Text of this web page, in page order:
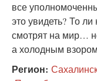
все
это увидеть? То ли
смотрят на мир…
а холодным
Регион: